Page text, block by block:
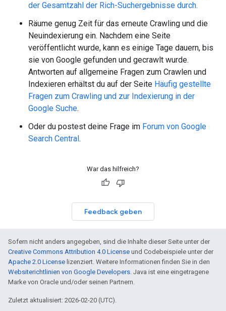
der Gesamtzahl der Rich-Suchergebnisse durch.
Räume genug Zeit für das erneute Crawling und die
Neuindexierung ein. Nachdem eine Seite
veröffentlicht wurde, kann es einige Tage dauern, bis
sie von Google gefunden und gecrawlt wurde.
Antworten auf allgemeine Fragen zum Crawlen und
Indexieren erhältst du auf der Seite Häufig gestellte
Fragen zum Crawling und zur Indexierung in der
Google Suche.
Oder du postest deine Frage im Forum von Google
Search Central.
War das hilfreich?
Feedback geben
Sofern nicht anders angegeben, sind die Inhalte dieser Seite unter der
Creative Commons Attribution 4.0 License und Codebeispiele unter der
Apache 2.0 License lizenziert. Weitere Informationen finden Sie in den
Websiterichtlinien von Google Developers. Java ist eine eingetragene
Marke von Oracle und/oder seinen Partnern.
Zuletzt aktualisiert: 2026-02-20 (UTC).